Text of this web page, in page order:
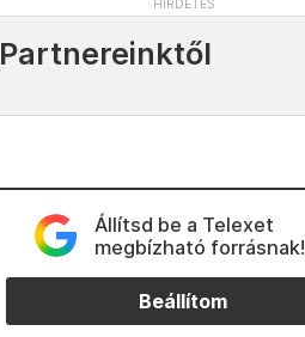
Partnereinktől
Állítsd be a Telexet
megbízható forrásnak!
Beállítom